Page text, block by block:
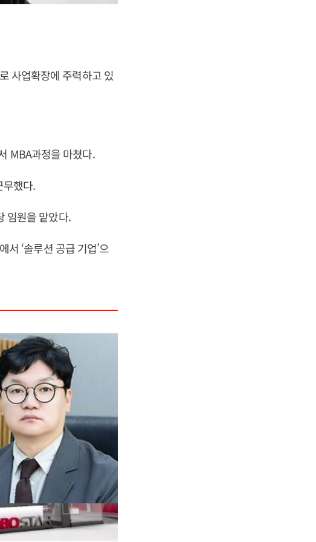
사업확장에 주력하고 있
MBA과정을 마쳤다.
무했다.
임원을 맡았다.
서 ‘솔루션 공급 기업’으